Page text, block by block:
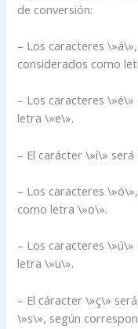
de conversión:
– Los caracteres
considerados como
– Los caracteres
letra \»e\».
– El carácter \»í\»
– Los caracteres
como letra \»o\».
– Los caracteres
letra \»u\».
– El cáracter \»ç\»
\»s\», según